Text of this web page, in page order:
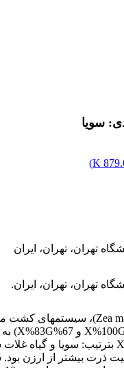
سویا
)
تهران، تهران، ایران
تهران، تهران، ایران.